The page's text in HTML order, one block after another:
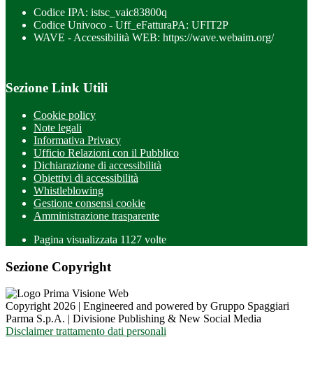
Codice IPA: istsc_vaic83800q
Codice Univoco - Uff_eFatturaPA: UFIT2P
WAVE - Accessibilità WEB: https://wave.webaim.org/
Sezione Link Utili
Cookie policy
Note legali
Informativa Privacy
Ufficio Relazioni con il Pubblico
Dichiarazione di accessibilità
Obiettivi di accessibilità
Whistleblowing
Gestione consensi cookie
Amministrazione trasparente
Pagina visualizzata 1127 volte
Sezione Copyright
Copyright 2026 | Engineered and powered by Gruppo Spaggiari
Parma S.p.A. | Divisione Publishing & New Social Media
Disclaimer trattamento dati personali